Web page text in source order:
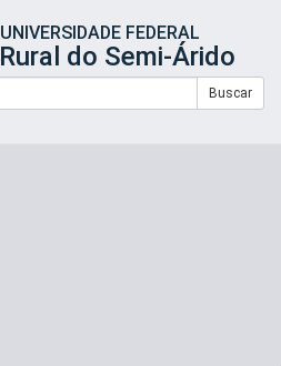
UNIVERSIDADE FEDERAL
Rural do Semi-Árido
Buscar